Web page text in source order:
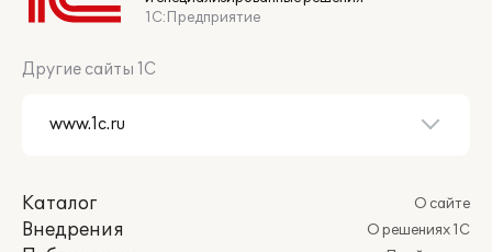
1С:Предприятие
Другие сайты 1С
Каталог
Внедрения
О сайте
О решениях 1С